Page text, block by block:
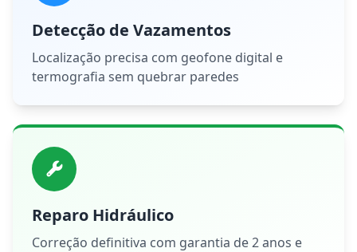
Detecção de Vazamentos
Localização precisa com geofone digital e
termografia sem quebrar paredes
Reparo Hidráulico
Correção definitiva com garantia de 2 anos e